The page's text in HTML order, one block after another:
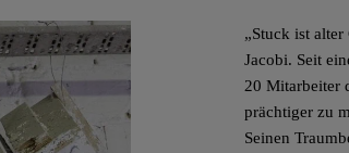
„Stuck ist
Jacobi. Seit
20 Mitarbeiter
prächtiger zu
Seinen